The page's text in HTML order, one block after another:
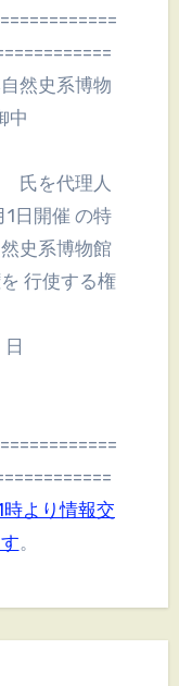
然史系博物
中
理人
日開催 の特
史系博物館
行使する権
より情報交
。